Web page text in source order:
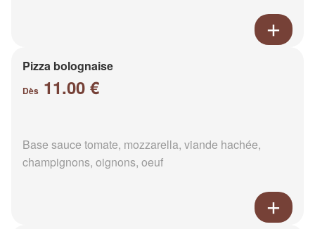
Pizza bolognaise
Dès 11.00 €
Base sauce tomate, mozzarella, viande hachée,
champignons, oignons, oeuf